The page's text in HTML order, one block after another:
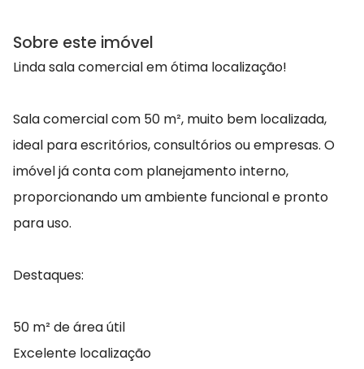
Sobre este imóvel
Linda sala comercial em ótima localização!
Sala comercial com 50 m², muito bem localizada,
ideal para escritórios, consultórios ou empresas. O
imóvel já conta com planejamento interno,
proporcionando um ambiente funcional e pronto
para uso.
Destaques:
50 m² de área útil
Excelente localização